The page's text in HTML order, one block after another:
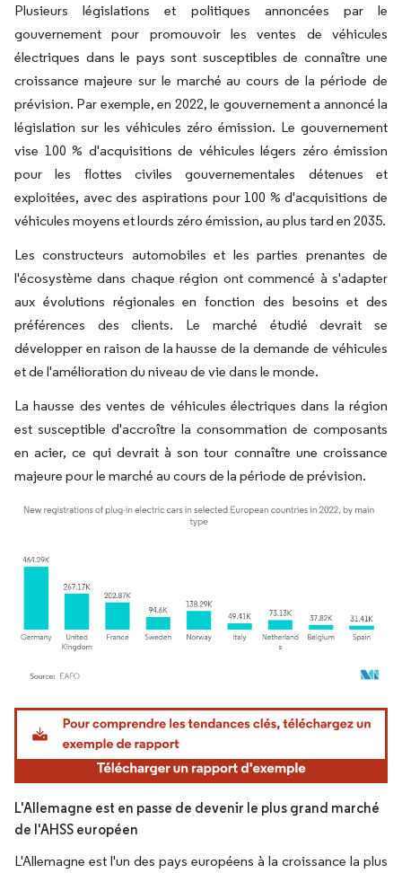
Plusieurs législations et politiques annoncées par le
gouvernement pour promouvoir les ventes de véhicules
électriques dans le pays sont susceptibles de connaître une
croissance majeure sur le marché au cours de la période de
prévision. Par exemple, en 2022, le gouvernement a annoncé la
législation sur les véhicules zéro émission. Le gouvernement
vise 100 % d'acquisitions de véhicules légers zéro émission
pour les flottes civiles gouvernementales détenues et
exploitées, avec des aspirations pour 100 % d'acquisitions de
véhicules moyens et lourds zéro émission, au plus tard en 2035.
Les constructeurs automobiles et les parties prenantes de
l'écosystème dans chaque région ont commencé à s'adapter
aux évolutions régionales en fonction des besoins et des
préférences des clients. Le marché étudié devrait se
développer en raison de la hausse de la demande de véhicules
et de l'amélioration du niveau de vie dans le monde.
La hausse des ventes de véhicules électriques dans la région
est susceptible d'accroître la consommation de composants
en acier, ce qui devrait à son tour connaître une croissance
majeure pour le marché au cours de la période de prévision.
Image © Mordor Intelligence. La réutilisation nécessite une attribution sous CC BY
L'Allemagne est en passe de devenir le plus grand marché
de l'AHSS européen
L'Allemagne est l'un des pays européens à la croissance la plus